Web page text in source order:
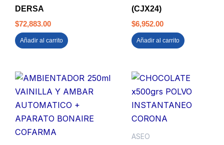
DERSA
$72,883.00
Añadir al carrito
(CJX24)
$6,952.00
Añadir al carrito
ASEO